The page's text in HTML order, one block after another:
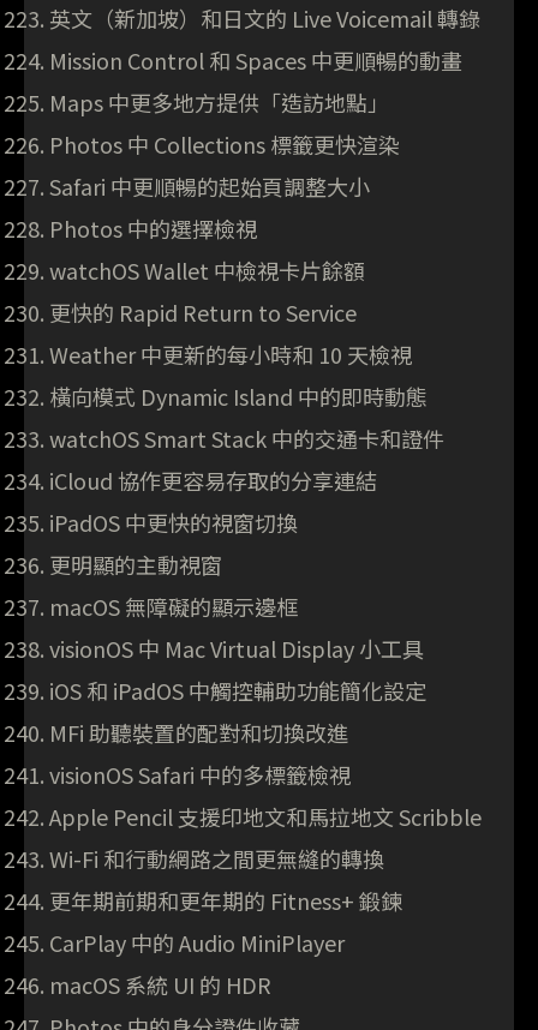
英文（新加坡）和日文的 Live Voicemail 轉錄
Mission Control 和 Spaces 中更順暢的動畫
Maps 中更多地方提供「造訪地點」
Photos 中 Collections 標籤更快渲染
Safari 中更順暢的起始頁調整大小
Photos 中的選擇檢視
watchOS Wallet 中檢視卡片餘額
更快的 Rapid Return to Service
Weather 中更新的每小時和 10 天檢視
橫向模式 Dynamic Island 中的即時動態
watchOS Smart Stack 中的交通卡和證件
iCloud 協作更容易存取的分享連結
iPadOS 中更快的視窗切換
更明顯的主動視窗
macOS 無障礙的顯示邊框
visionOS 中 Mac Virtual Display 小工具
iOS 和 iPadOS 中觸控輔助功能簡化設定
MFi 助聽裝置的配對和切換改進
visionOS Safari 中的多標籤檢視
Apple Pencil 支援印地文和馬拉地文 Scribble
Wi-Fi 和行動網路之間更無縫的轉換
更年期前期和更年期的 Fitness+ 鍛鍊
CarPlay 中的 Audio MiniPlayer
macOS 系統 UI 的 HDR